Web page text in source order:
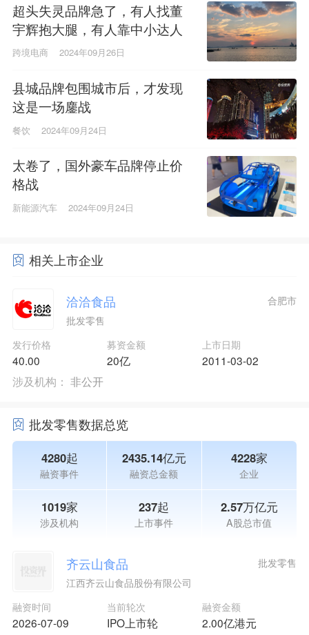
超头失灵品牌急了，有人找董
宇辉抱大腿，有人靠中小达人
赚了80亿
跨境电商 2024年09月26日
县城品牌包围城市后，才发现
这是一场鏖战
餐饮 2024年09月24日
太卷了，国外豪车品牌停止价
格战
新能源汽车 2024年09月24日
相关上市企业
洽洽食品
批发零售
合肥市
发行价格
40.00
募资金额
20亿
上市日期
2011-03-02
涉及机构： 非公开
批发零售数据总览
4280起
融资事件
2435.14亿元
融资总金额
4228家
企业
1019家
涉及机构
237起
上市事件
2.57万亿元
A股总市值
齐云山食品
江西齐云山食品股份有限公司
融资时间
2026-07-09
当前轮次
IPO上市轮
融资金额
2.00亿港元
批发零售